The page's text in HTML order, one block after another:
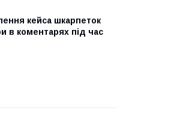
кейса шкарпеток
в коментарях під час